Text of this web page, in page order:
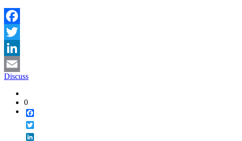
Facebook
Twitter
LinkedIn
Email
Discuss
0